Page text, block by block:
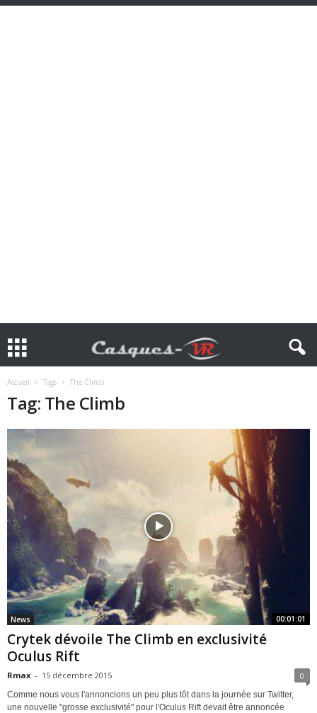
Accueil Tags The Climb
Tag: The Climb
00:01:01
News
Crytek dévoile The Climb en exclusivité
Oculus Rift
Rmax - 15 décembre 2015 0
Comme nous vous l'annoncions un peu plus tôt dans la journée sur Twitter,
une nouvelle "grosse exclusivité" pour l'Oculus Rift devait être annoncée